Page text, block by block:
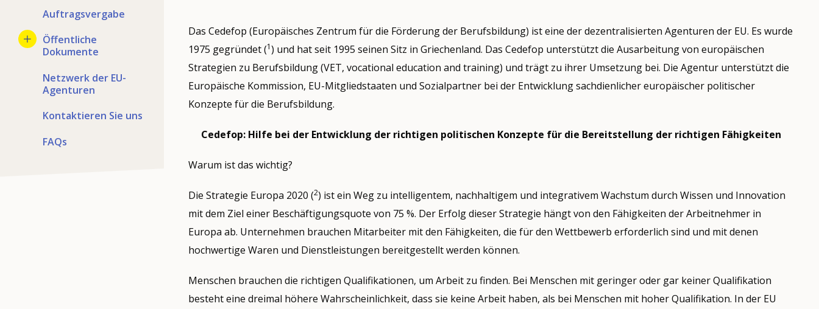
Auftragsvergabe
Öffentliche
Dokumente
Netzwerk der EU-
Agenturen
Kontaktieren Sie uns
FAQs
Das Cedefop (Europäisches Zentrum für die Förderung der Berufsbildung) ist eine der dezentralisierten Agenturen der EU. Es wurde
1975 gegründet (1) und hat seit 1995 seinen Sitz in Griechenland. Das Cedefop unterstützt die Ausarbeitung von europäischen
Strategien zu Berufsbildung (VET, vocational education and training) und trägt zu ihrer Umsetzung bei. Die Agentur unterstützt die
Europäische Kommission, EU-Mitgliedstaaten und Sozialpartner bei der Entwicklung sachdienlicher europäischer politischer
Konzepte für die Berufsbildung.
Cedefop: Hilfe bei der Entwicklung der richtigen politischen Konzepte für die Bereitstellung der richtigen Fähigkeiten
Warum ist das wichtig?
Die Strategie Europa 2020 (2) ist ein Weg zu intelligentem, nachhaltigem und integrativem Wachstum durch Wissen und Innovation
mit dem Ziel einer Beschäftigungsquote von 75 %. Der Erfolg dieser Strategie hängt von den Fähigkeiten der Arbeitnehmer in
Europa ab. Unternehmen brauchen Mitarbeiter mit den Fähigkeiten, die für den Wettbewerb erforderlich sind und mit denen
hochwertige Waren und Dienstleistungen bereitgestellt werden können.
Menschen brauchen die richtigen Qualifikationen, um Arbeit zu finden. Bei Menschen mit geringer oder gar keiner Qualifikation
besteht eine dreimal höhere Wahrscheinlichkeit, dass sie keine Arbeit haben, als bei Menschen mit hoher Qualifikation. In der EU